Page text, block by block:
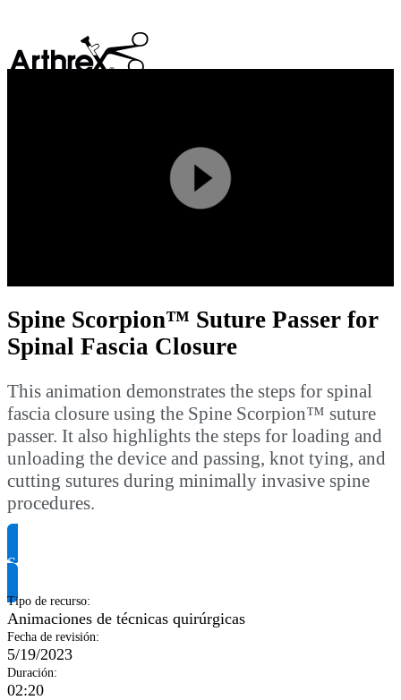
Play
Video
Spine Scorpion™ Suture Passer for
Spinal Fascia Closure
This animation demonstrates the steps for spinal
fascia closure using the Spine Scorpion™ suture
passer. It also highlights the steps for loading and
unloading the device and passing, knot tying, and
cutting sutures during minimally invasive spine
procedures.
Solicitar información del producto
Tipo de recurso:
Animaciones de técnicas quirúrgicas
Fecha de revisión:
5/19/2023
Duración:
02:20